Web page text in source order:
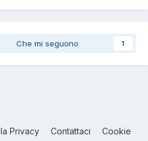
Che mi seguono 1
Privacy Contattaci Cookie